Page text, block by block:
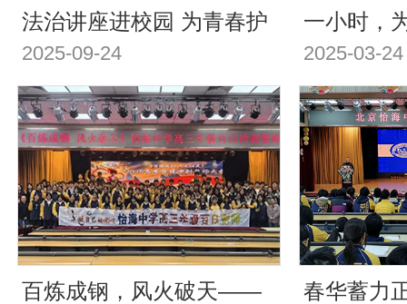
法治讲座进校园 为青春护
航划“红线” | 校园里的“红
线”远离校园欺凌与暴力》
专题讲座在我校成功举办
2025-09-24
一小时，
海中学“地
动
2025-03-24
百炼成钢，风火破天——
春华蓄力